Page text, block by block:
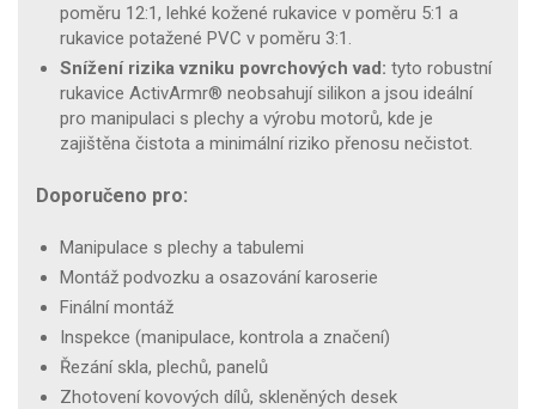
poměru 12:1, lehké kožené rukavice v poměru 5:1 a
rukavice potažené PVC v poměru 3:1.
Snížení rizika vzniku povrchových vad: tyto robustní
rukavice ActivArmr® neobsahují silikon a jsou ideální
pro manipulaci s plechy a výrobu motorů, kde je
zajištěna čistota a minimální riziko přenosu nečistot.
Doporučeno pro:
Manipulace s plechy a tabulemi
Montáž podvozku a osazování karoserie
Finální montáž
Inspekce (manipulace, kontrola a značení)
Řezání skla, plechů, panelů
Zhotovení kovových dílů, skleněných desek